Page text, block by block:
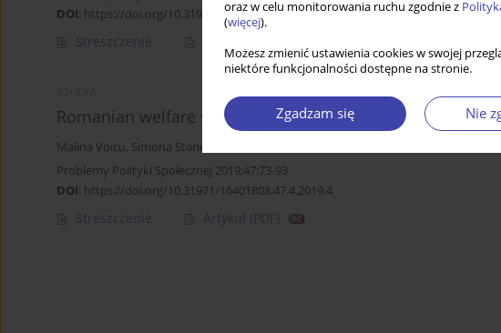
oraz w celu monitorowania ruchu zgodnie z
(więcej).
Możesz zmienić ustawienia cookies w swojej
niektóre funkcjonalności dostępne na stronie.
Zgadzam się Nie
DOI: https://doi.org/10.31971/16401808.47.4.2019.6
Streszczenie
Romanian welfare state: Lessons learned from 30 years
Malina Voicu, Simona Stanescu
Problemy Polityki Społecznej 2019;47:73-93
DOI: https://doi.org/10.31971/16401808.47.4.2019.4
Streszczenie Artykuł (PDF)